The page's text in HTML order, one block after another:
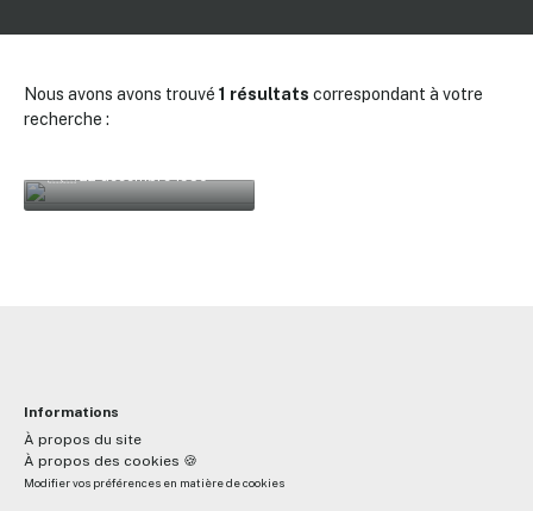
Nous avons avons trouvé 1 résultats correspondant à votre
recherche :
🇫🇷 22 décembre 1950
Informations
À propos du site
À propos des cookies 🍪
Modifier vos préférences en matière de cookies
✕